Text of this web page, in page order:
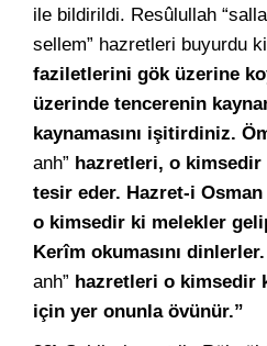
ile bildirildi. Resûlullah
sellem” hazretleri buyurdu
faziletlerini gök üzerine
üzerinde tencerenin
kaynamasını işitirdiniz.
anh” hazretleri, o
tesir eder. Hazret-i Osman
o kimsedir ki melekler
Kerîm okumasını
anh” hazretleri o kimsedir
için yer onunla övünür.”